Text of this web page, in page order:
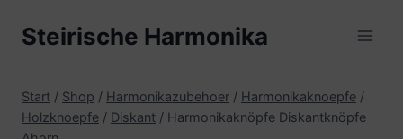
InhaltSteirische Harmonika
Start / Shop / Harmonikazubehoer / Harmonikaknoepfe /
Holzknoepfe / Diskant / Harmonikaknöpfe Diskantknöpfe